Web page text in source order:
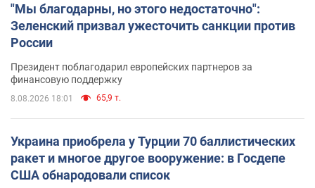
"Мы благодарны, но этого недостаточно":
Зеленский призвал ужесточить санкции против
России
Президент поблагодарил европейских партнеров за
финансовую поддержку
8.08.2026 18:01 65,9 т.
Украина приобрела у Турции 70 баллистических
ракет и многое другое вооружение: в Госдепе
США обнародовали список